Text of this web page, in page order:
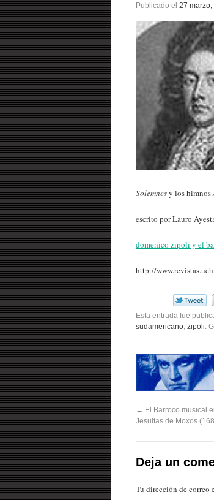
Publicado el 27 marzo,
Solemnesy los himnos
escrito por Lauro
domenico zipoli y el
http://
Esta entrada fue
sudamericano zipoli .
← El Barroco musical
Jesuitas de Moxos
Deja un
Tu dirección de correo